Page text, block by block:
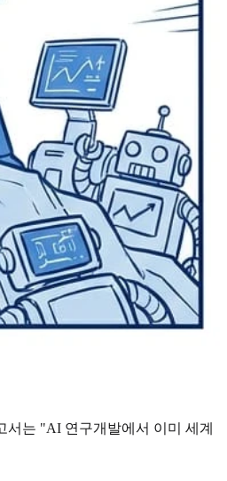
는 "AI 연구개발에서 이미 세계